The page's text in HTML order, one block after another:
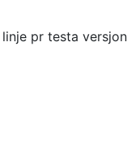
pr testa versjon